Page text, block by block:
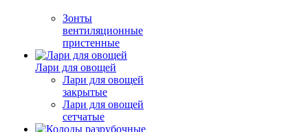
Зонты
вентиляционные
пристенные
Лари для овощей
Лари для овощей
закрытые
Лари для овощей
сетчатые